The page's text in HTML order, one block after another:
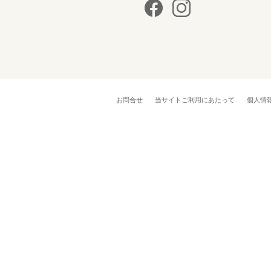
お問合せ 当サイトご利用にあたって 個人情